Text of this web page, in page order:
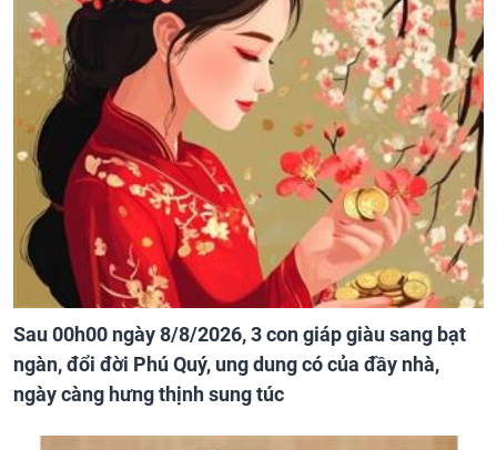
Sau 00h00 ngày 8/8/2026, 3 con giáp giàu sang bạt
ngàn, đổi đời Phú Quý, ung dung có của đầy nhà,
ngày càng hưng thịnh sung túc